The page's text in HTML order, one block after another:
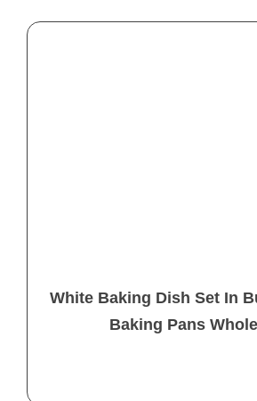
White Baking Dish Set In
Baking Pans